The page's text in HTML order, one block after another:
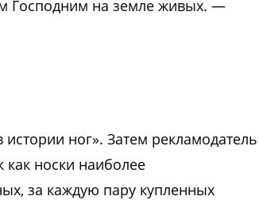
Господним на земле живых. —
ног». Затем рекламодатель
носки наиболее
за каждую пару купленных